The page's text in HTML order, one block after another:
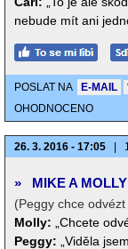
nebude mít ani
POSLAT NA E-MAIL
OHODNOCENO
26. 3. 2016 - 17:05
» MIKE A MOLLY
(Peggy chce
Molly:
„Chcete
Peggy:
„Viděla